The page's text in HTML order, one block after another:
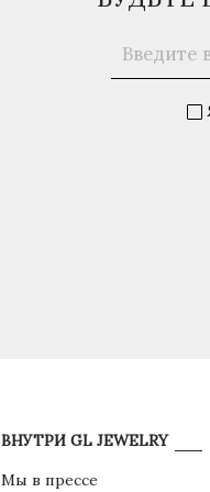
ВНУТРИ GL JEWELRY
Мы в прессе